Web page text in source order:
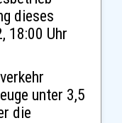
dieses
18:00 Uhr
unter 3,5
die